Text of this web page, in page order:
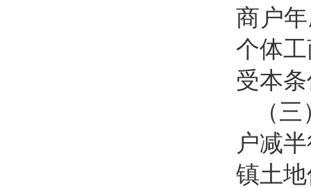
商户
个体
受本
（
户减
镇土